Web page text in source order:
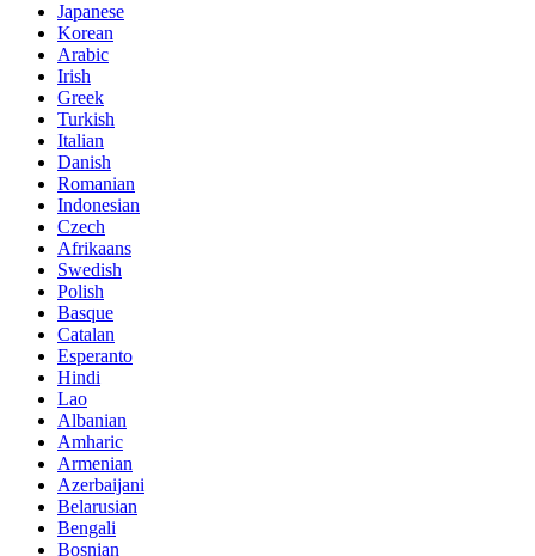
Japanese
Korean
Arabic
Irish
Greek
Turkish
Italian
Danish
Romanian
Indonesian
Czech
Afrikaans
Swedish
Polish
Basque
Catalan
Esperanto
Hindi
Lao
Albanian
Amharic
Armenian
Azerbaijani
Belarusian
Bengali
Bosnian